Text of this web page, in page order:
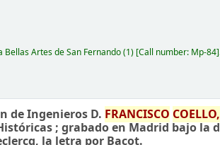
Bellas Artes de San Fernando(1) Call number: Mp-84
de Ingenieros D. FRANCISCO COELLO,
; grabado en Madrid bajo la
la letra por Bacot.